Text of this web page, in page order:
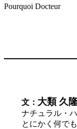
Pourquoi Docteur
文： 大類 久
ナチュラル・
とにかく何で